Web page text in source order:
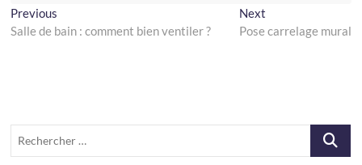
Navigation
de
Previous
post:
Salle de bain : comment bien ventiler ?
NextNext
post:
Pose carrelage mural